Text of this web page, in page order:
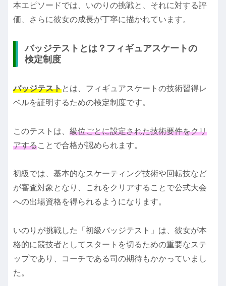
本エピソードでは、いのりの挑戦と、それに対する評
価、さらに彼女の成長が丁寧に描かれています。
バッジテストとは？フィギュアスケートの
検定制度
バッジテストとは、フィギュアスケートの技術習得レ
ベルを証明するための検定制度です。
このテストは、 級位ごとに設定された技術要件をクリ
アすることで合格が認められます。
初級では、基本的なスケーティング技術や回転技など
が審査対象となり、これをクリアすることで公式大会
への出場資格を得られるようになります。
いのりが挑戦した「初級バッジテスト」は、彼女が本
格的に競技者としてスタートを切るための重要なステ
ップであり、コーチである司の期待もかかっていまし
た。